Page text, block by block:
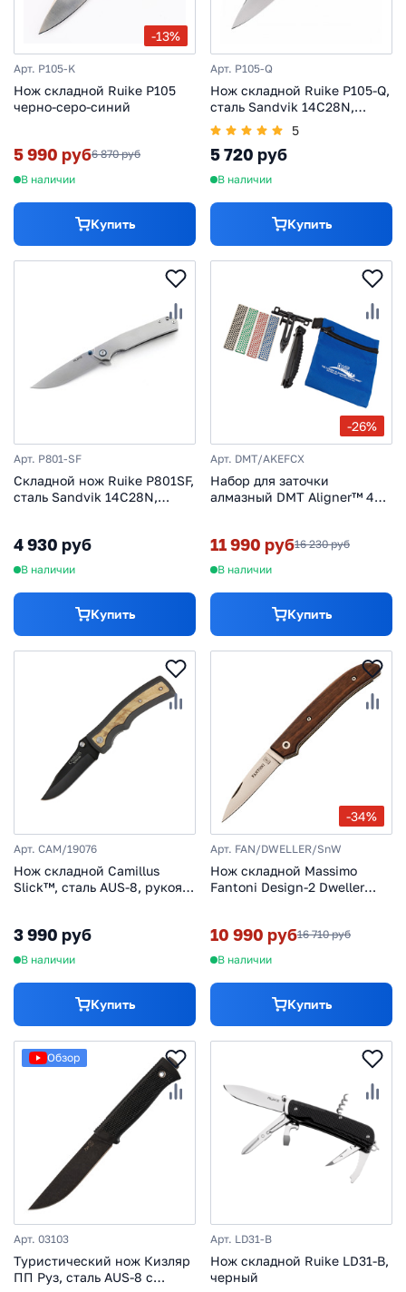
-13%
Арт. P105-K
Нож складной Ruike P105
черно-серо-синий
5 990 руб6 870 руб
В наличии
Купить
Арт. P105-Q
Нож складной Ruike P105-Q,
сталь Sandvik 14C28N,
рукоять G10, черно-синий
5
5 720 руб
В наличии
Купить
Арт. P801-SF
Складной нож Ruike P801SF,
сталь Sandvik 14C28N,
4 930 руб
В наличии
Купить
-26%
Арт. DMT/AKEFCX
Набор для заточки
алмазный DMT Aligner™ 4
Coarse, в чехле
11 990 руб16 230 руб
В наличии
Купить
Арт. CAM/19076
Нож складной Camillus
Slick™, сталь AUS-8, рукоять
3 990 руб
В наличии
Купить
-34%
Арт. FAN/DWELLER/SnW
Нож складной Massimo
Fantoni Design-2 Dweller
10 990 руб16 710 руб
В наличии
Купить
Обзор
Арт. 03103
Туристический нож Кизляр
ПП Руз, сталь AUS-8 с
Арт. LD31-B
Нож складной Ruike LD31-B,
черный